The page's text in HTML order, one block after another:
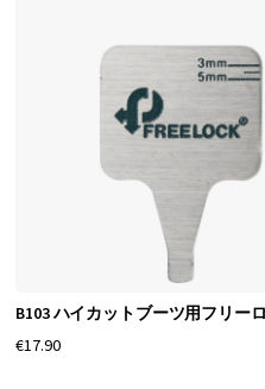
B103 ハイカットブーツ用フリー
€17.90